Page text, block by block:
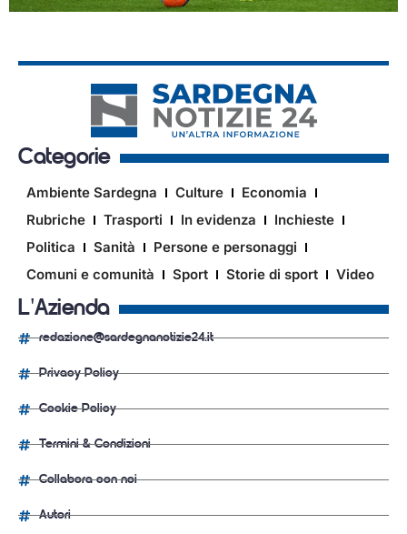
Categorie
Ambiente Sardegna Culture
Economia
Rubriche
Trasporti In evidenza
Inchieste
Politica
Sanità
Persone e personaggi
Comuni e comunità
Sport Storie di sport Video
L'Azienda
redazione@sardegnanotizie24.it
Privacy Policy
Cookie Policy
Termini & Condizioni
Collabora con noi
Autori